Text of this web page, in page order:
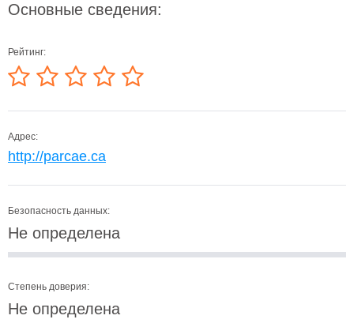
Основные сведения:
Рейтинг:
Адрес:
http://parcae.ca
Безопасность данных:
Не определена
Степень доверия:
Не определена